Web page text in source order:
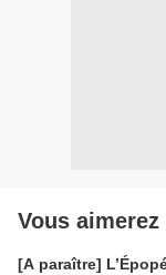
Vous aimerez
[A paraître]